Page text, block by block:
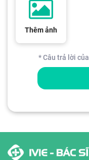
Thêm ảnh
* Câu trả lời